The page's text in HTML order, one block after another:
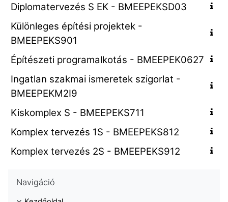
Diplomatervezés S EK - BMEEPEKSD03
Különleges építési projektek -
BMEEPEKS901
Építészeti programalkotás - BMEEPEK0627
Ingatlan szakmai ismeretek szigorlat -
BMEEPEKM2I9
Kiskomplex S - BMEEPEKS711
Komplex tervezés 1S - BMEEPEKS812
Komplex tervezés 2S - BMEEPEKS912
Navigáció